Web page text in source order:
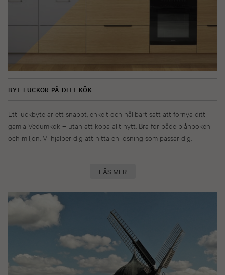
BYT LUCKOR PÅ DITT KÖK
Ett luckbyte är ett snabbt, enkelt och hållbart sätt att förnya ditt
gamla Vedumkök – utan att köpa allt nytt. Bra för både plånboken
och miljön. Vi hjälper dig att hitta en lösning som passar dig.
LÄS MER